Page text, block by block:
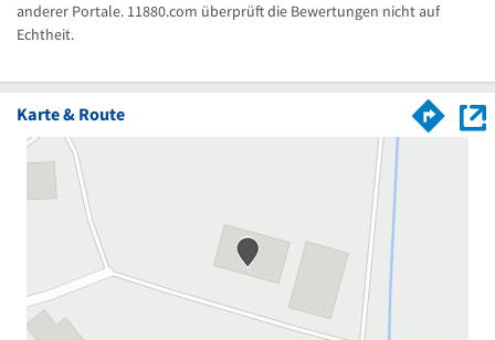
anderer Portale. 11880.com überprüft die Bewertungen nicht auf
Echtheit.
Karte & Route